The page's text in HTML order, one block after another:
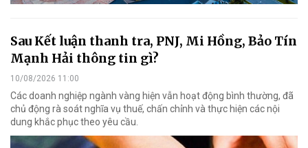
Sau Kết luận thanh tra, PNJ, Mi Hồng, Bảo Tín
Mạnh Hải thông tin gì?
10/08/2026 11:00
Các doanh nghiệp ngành vàng hiện vẫn hoạt động bình thường, đã
chủ động rà soát nghĩa vụ thuế, chấn chỉnh và thực hiện các nội
dung khắc phục theo yêu cầu.